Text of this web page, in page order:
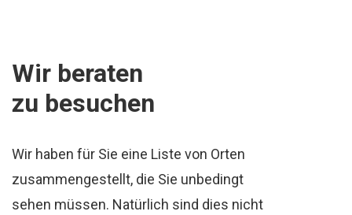
Wir beraten
zu besuchen
Wir haben für Sie eine Liste von Orten
zusammengestellt, die Sie unbedingt
sehen müssen. Natürlich sind dies nicht